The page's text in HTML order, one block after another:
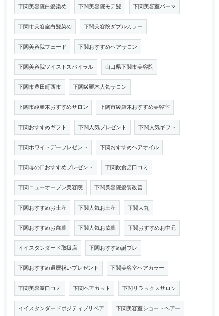
下関美容院白髪染め 下関美容院モテ髪 下関美容室パーマ
下関市美容室白髪染め 下関美容院ダブルカラー
下関美容院フェード 下関おすすめヘアサロン
下関美容院ツイストスパイラル 山口県下関市美容院
下関市豊田町西市 下関綾羅木人気サロン
下関市綾羅木おすすめサロン 下関市綾羅木おすすめ美容室
下関おすすめギフト 下関人気プレゼント 下関人気ギフト
下関ホワイトデープレゼント 下関おすすめヘアオイル
下関母の日おすすめプレゼント 下関飲食店口コミ
下関ニューオープン美容院 下関美容院髪質改善
下関おすすめお土産 下関人気お土産 下関大丸
下関おすすめお歳暮 下関人気お歳暮 下関おすすめお中元
イイスタンダード取扱店 下関おすすめ誕プレ
下関おすすめ還暦祝いプレゼント 下関美容室ヘアカラー
下関美容室口コミ 下関ヘアカット 下関リラックスサロン
イイスタンダードポジティブリペア 下関美容室ショートヘアー